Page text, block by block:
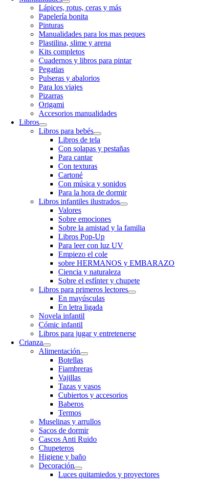
Lápices, rotus, ceras y más
Papelería bonita
Pinturas
Manualidades para los mas peques
Plastilina, slime y arena
Kits completos
Cuadernos y libros para pintar
Pegatias
Pulseras y abalorios
Para los viajes
Pizarras
Origami
Accesorios manualidades
Libros
Libros para bebés
Libros de tela
Con solapas y pestañas
Para cantar
Con texturas
Cartoné
Con música y sonidos
Para la hora de dormir
Libros infantiles ilustrados
Valores
Sobre emociones
Sobre la amistad y la familia
Libros Pop-Up
Para leer con luz UV
Empiezo el cole
sobre HERMANOS y EMBARAZO
Ciencia y naturaleza
Sobre el esfínter y chupete
Libros para primeros lectores
En mayúsculas
En letra ligada
Novela infantil
Cómic infantil
Libros para jugar y entretenerse
Crianza
Alimentación
Botellas
Fiambreras
Vajillas
Tazas y vasos
Cubiertos y accesorios
Baberos
Termos
Muselinas y arrullos
Sacos de dormir
Cascos Anti Ruido
Chupeteros
Higiene y baño
Decoración
Luces quitamiedos y proyectores